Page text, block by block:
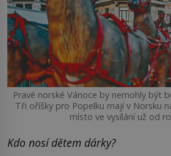
Pravé norské Vánoce by nemohly být
Tři oříšky pro Popelku mají v Norsku
místo ve vysílání už od
Kdo nosí dětem dárky?